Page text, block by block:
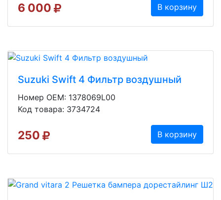
6 000 В корзину
Suzuki Swift 4 Фильтр воздушный
Номер OEM: 1378069L00
Код товара: 3734724
250 В корзину